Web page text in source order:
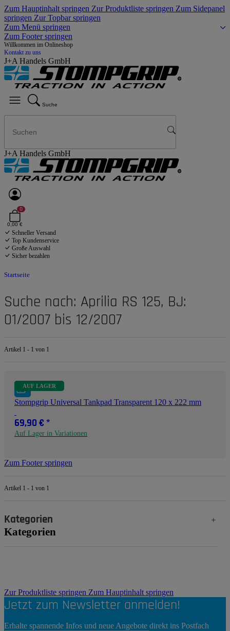
Zum Hauptinhalt springen Zur Produktliste springen Zum Sidepanel
springen Zur Topbar springen
Zum Menü springen
Zum Footer springen
Willkommen im Onlineshop
Kontakt zu uns
J+A Handels GmbH
Suche
J+A Handels GmbH
0
0,00 €
Schneller Versand
Top Kundenservice
Große Auswahl
Sicher bezahlen
Startseite
Suche nach: Aprilia RS 125, BJ:
01/2007 bis 12/2007
Artikel 1 - 1 von 1
AUF LAGER
Stompgrip Universal Tankpad Transparent 120 x 222 mm
69,90 € *
Auf Lager in Variationen
Zum Footer springen
Artikel 1 - 1 von 1
Kategorien
Kategorien
Zur Produktliste springen Zum Hauptinhalt springen
Jetzt zum Newsletter anmelden!
Erhalte spannende Infos und neue Angebote direkt ins Postfach